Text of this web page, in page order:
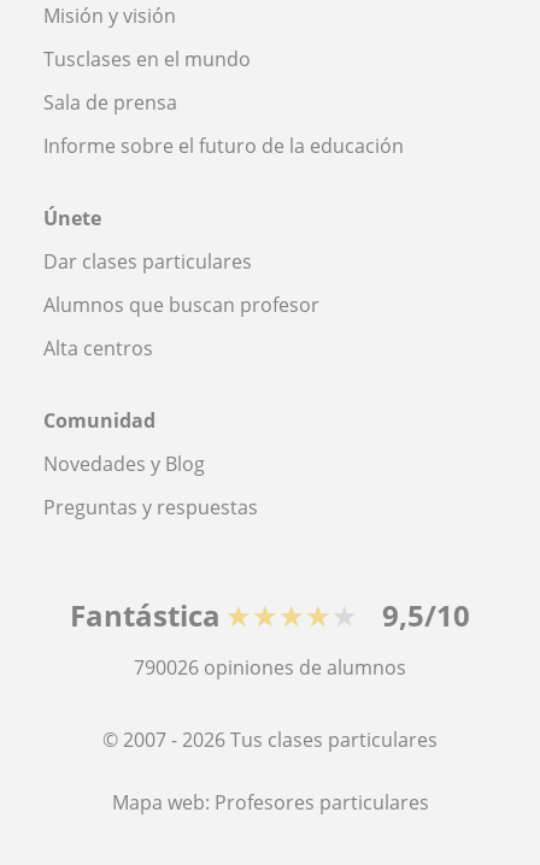
Misión y visión
Tusclases en el mundo
Sala de prensa
Informe sobre el futuro de la educación
Únete
Dar clases particulares
Alumnos que buscan profesor
Alta centros
Comunidad
Novedades y Blog
Preguntas y respuestas
Fantástica ★★★★★ 9,5/10
790026 opiniones de alumnos
© 2007 - 2026 Tus clases particulares
Mapa web: Profesores particulares